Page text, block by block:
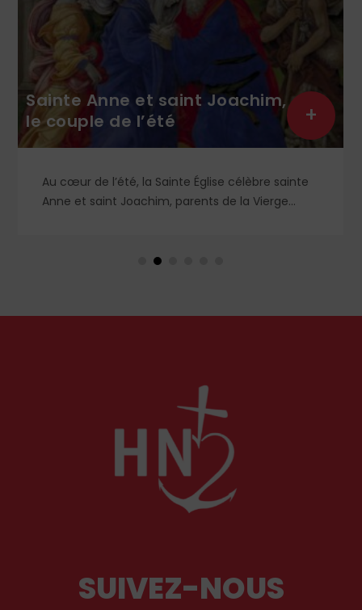
Sainte Anne et saint Joachim,
le couple de l’été
Au cœur de l’été, la Sainte Église célèbre sainte
Anne et saint Joachim, parents de la Vierge
en Orient qu’en Occident, célèbre par sa piété
+
SUIVEZ-NOUS